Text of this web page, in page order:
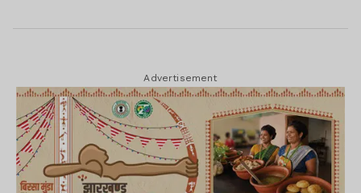
Advertisement